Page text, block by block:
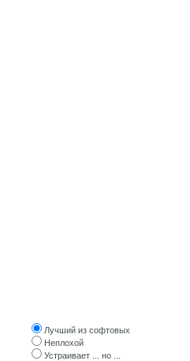
Лучший из софтовых
Неплохой
Устраивает ... но ...